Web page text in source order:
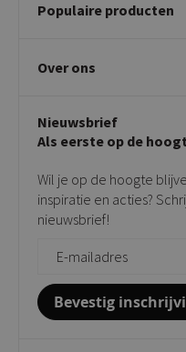
Betalen & annuleren
Klachtafhandeling
Privacy policy
Populaire producten
Draaibare
Taupe stoelen
Tuinstoelen
Bijzettafels
Over ons
Showroom
Contact
Onderhoudsproducten
Vloerbescherming
Giftcards
Nieuwsbrief
Als eerste op de
Wil je op de hoogte
inspiratie en acties?
nieuwsbrief!
Bevestig